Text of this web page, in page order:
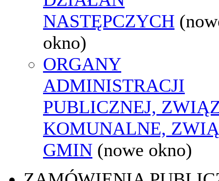
NASTĘPCZYCH
okno)
ORGANY
ADMINISTRACJI
PUBLICZNEJ,
KOMUNALNE,
GMIN (nowe okno)